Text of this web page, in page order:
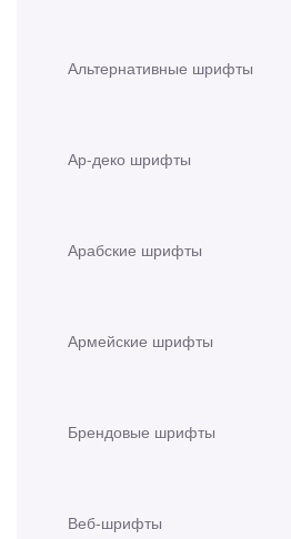
Альтернативные шрифты
Ар-деко шрифты
Арабские шрифты
Армейские шрифты
Брендовые шрифты
Веб-шрифты